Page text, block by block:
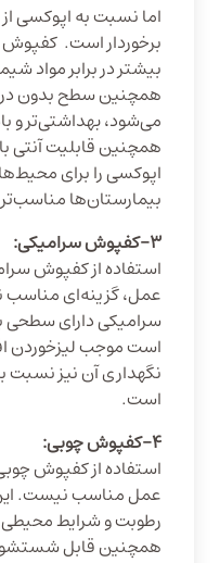
اما نسبت به اپوکسی
برخوردار است.
بیشتر در برابر مواد
همچنین سطح بدون
می‌شود، بهداشتی‌تر و
همچنین قابلیت آنتی
اپوکسی را برای
بیمارستان‌ها
3-کفپوش سرامیکی:
استفاده از کفپوش
عمل، گزینه‌ای مناسب
سرامیکی دارای سطحی
است موجب لیزخوردن
نگهداری آن نیز نسبت
است.
۴−کفپوش چوبی:
استفاده از کفپوش
عمل مناسب نیست.
رطوبت و شرایط
همچنین قابل شستشو